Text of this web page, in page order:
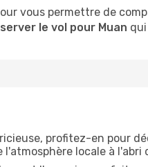
vous permettre de
le vol pour Muan
profitez-en pour
l'atmosphère locale à l'abri